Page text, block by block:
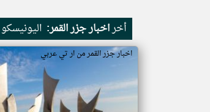
أخراخبار جزر القمر:
اخبار جزر القمر من ار تي عربي